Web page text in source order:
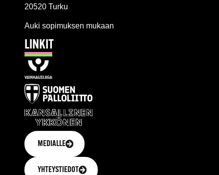
20520 Turku
Auki sopimuksen mukaan
LINKIT
MEDIALLE
YHTEYSTIEDOT